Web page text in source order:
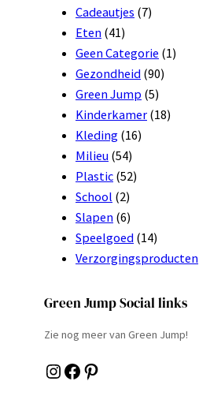
Cadeautjes (7)
Eten (41)
Geen Categorie (1)
Gezondheid (90)
Green Jump (5)
Kinderkamer (18)
Kleding (16)
Milieu (54)
Plastic (52)
School (2)
Slapen (6)
Speelgoed (14)
Verzorgingsproducten
Green Jump Social links
Zie nog meer van Green Jump!
Instagram Facebook Pinterest